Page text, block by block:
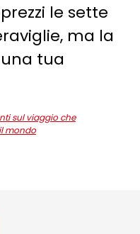
le sette
ma la
tua
sul viaggio che
mondo